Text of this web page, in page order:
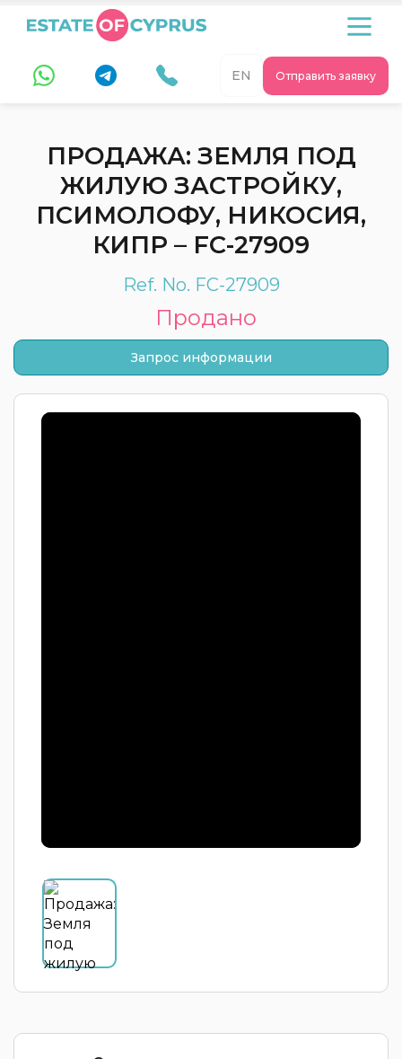
Отправить заявку
EN
ПРОДАЖА: ЗЕМЛЯ ПОД
ЖИЛУЮ ЗАСТРОЙКУ,
ПСИМОЛОФУ, НИКОСИЯ,
КИПР – FC-27909
Ref. No. FC-27909
Продано
Запрос информации